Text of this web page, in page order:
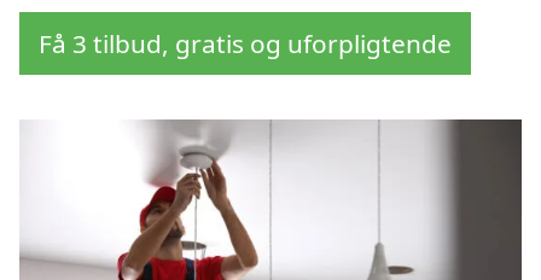
Få 3 tilbud, gratis og uforpligtende